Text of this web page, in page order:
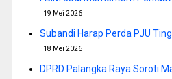
19 Mei 2026
Subandi Harap Perda PJU
18 Mei 2026
DPRD Palangka Raya Soroti